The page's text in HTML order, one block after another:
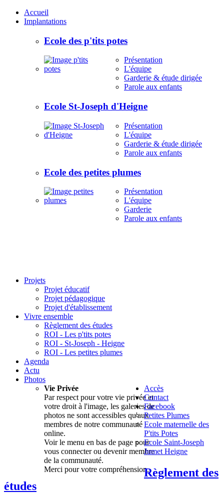
Accueil
Implantations
Ecole des p'tits potes
Présentation
L'équipe
Garderie & étude dirigée
Parole aux enfants
Ecole St-Joseph d'Heigne
Présentation
L'équipe
Garderie & étude dirigée
Parole aux enfants
Ecole des petites plumes
Présentation
L'équipe
Garderie
Parole aux enfants
Projets
Projet éducatif
Projet pédagogique
Projet d'établissement
Vivre ensemble
Règlement des études
ROI - Les p'tits potes
ROI - St-Joseph - Heigne
ROI - Les petites plumes
Agenda
Actu
Photos
Vie Privée
Par respect pour votre vie privée et
votre droit à l'image, les galeries de
photos ne sont accessibles qu'aux
membres de notre communauté
online.
Voir le menu en bas de page pour
vous connecter ou devenir membre
de la communauté.
Merci pour votre compréhension.
Accès
Contact
Facebook
Petites Plumes
Ecole maternelle des
P'tits Potes
Ecole Saint-Joseph
Jumet Heigne
Règlement des
études